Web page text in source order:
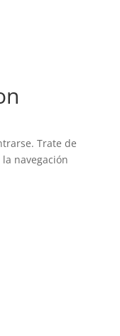
Trate de
navegación